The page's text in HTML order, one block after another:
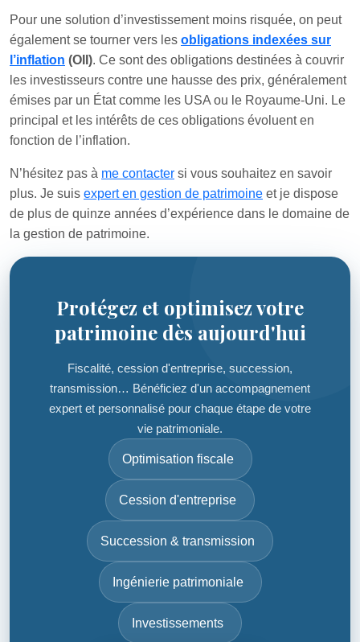
Pour une solution d’investissement moins risquée, on peut
également se tourner vers les obligations indexées sur
l’inflation (OII). Ce sont des obligations destinées à couvrir
les investisseurs contre une hausse des prix, généralement
émises par un État comme les USA ou le Royaume-Uni. Le
principal et les intérêts de ces obligations évoluent en
fonction de l’inflation.
N’hésitez pas à me contacter si vous souhaitez en savoir
plus. Je suis expert en gestion de patrimoine et je dispose
de plus de quinze années d’expérience dans le domaine de
la gestion de patrimoine.
Protégez et optimisez votre
patrimoine dès aujourd'hui
Fiscalité, cession d'entreprise, succession,
transmission… Bénéficiez d'un accompagnement
expert et personnalisé pour chaque étape de votre
vie patrimoniale.
Optimisation fiscale
Cession d'entreprise
Succession & transmission
Ingénierie patrimoniale
Investissements